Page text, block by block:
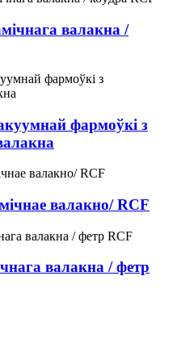
валакна /
фармоўкі з
валакно/ RCF
валакна / фетр